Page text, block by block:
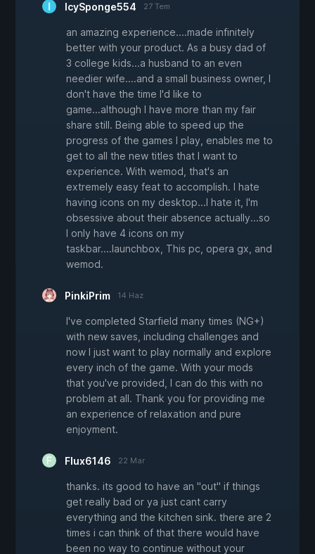
IcySponge554 27 Tem
an amazing experience....made infinitely
better with your product. As a busy dad of
3 college kids...a husband to an even
needier wife....and a small business owner, I
don't have the time I'd like to
game...although I have more than my fair
share still. Being able to speed up the
progress of the games I play, enables me to
get to all the new titles that I want to
experience. With wemod, that's an
extremely easy feat to accomplish. I hate
having icons on my desktop...I hate it, I'm
obsessive about their absence actually...so
I only have 4 icons on my
taskbar....launchbox, This pc, opera gx, and
wemod.
PinkiPrim 14 Haz
I've completed Starfield many times (NG+)
with new saves, including challenges and
now I just want to play normally and explore
every inch of the game. With your mods
that you've provided, I can do this with no
problem at all. Thank you for providing me
an experience of relaxation and pure
enjoyment.
Flux6146 22 Mar
thanks. its good to have an "out" if things
get really bad or ya just cant carry
everything and the kitchen sink. there are 2
times i can think of that there would have
been no way to continue without your